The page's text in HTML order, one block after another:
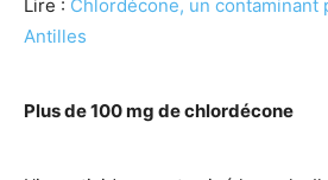
Lire : Chlordécone, un contaminant
Antilles
Plus de 100 mg de chlordécone